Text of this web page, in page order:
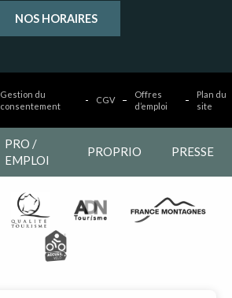
NOS HORAIRES
Gestion du
consentement
CGV
Offres
d’emploi
Plan du
site
PRO /
EMPLOI
PROPRIO PRESSE